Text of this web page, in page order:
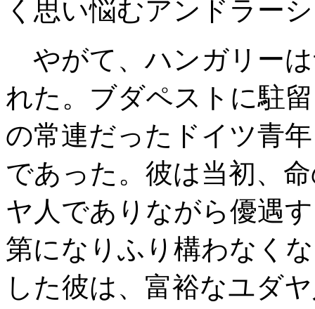
く思い悩むアンドラー
やがて、ハンガリー
れた。ブダペストに駐
の常連だったドイツ青
であった。彼は当初、
ヤ人でありながら優遇
第になりふり構わなく
した彼は、富裕なユダ